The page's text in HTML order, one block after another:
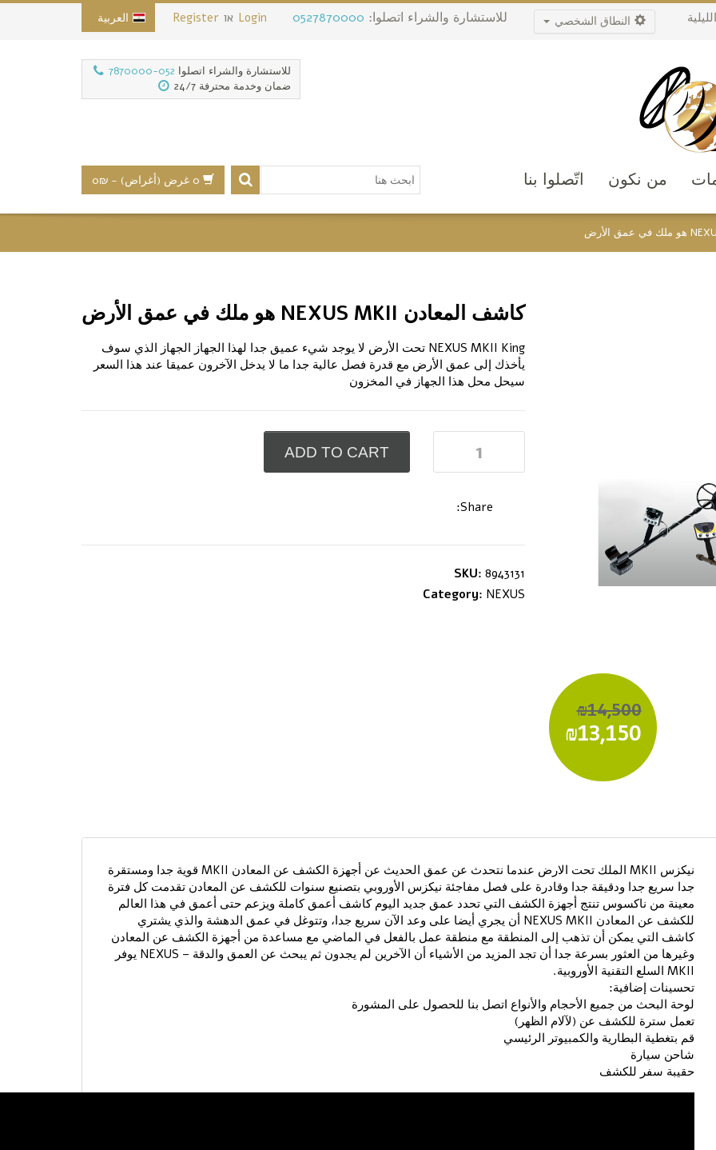
النطاق الشخصي للاستشارة والشراء اتصلوا: 0527870000
Login או Register العربية
للاستشارة والشراء اتصلوا 052-7870000
ضمان وخدمة محترفة 24/7
من نكون اتّصلوا بنا 0 غرض (أغراض) -
₪0
₪14,500
₪13,150
كاشف المعادن NEXUS MKII هو ملك في عمق الأرض
NEXUS MKII King تحت الأرض لا يوجد شيء عميق جدا لهذا الجهاز الجهاز الذي سوف
يأخذك إلى عمق الأرض مع قدرة فصل عالية جدا ما لا يدخل الآخرون عميقا عند هذا السعر
سيحل محل هذا الجهاز في المخزون
ADD TO CART
Share:
SKU: 8943131
Category: NEXUS
نيكزس MKII الملك تحت الارض عندما نتحدث عن عمق الحديث عن أجهزة الكشف عن المعادن MKII قوية جدا ومستقرة
جدا سريع جدا ودقيقة جدا وقادرة على فصل مفاجئة نيكزس الأوروبي بتصنيع سنوات للكشف عن المعادن تقدمت كل فترة
معينة من ناكسوس تنتج أجهزة الكشف التي تحدد عمق جديد اليوم كاشف أعمق كاملة ويزعم حتى أعمق في هذا العالم
للكشف عن المعادن NEXUS MKII أن يجري أيضا على وعد الآن سريع جدا، وتتوغل في عمق الدهشة والذي يشتري
كاشف التي يمكن أن تذهب إلى المنطقة مع منطقة عمل بالفعل في الماضي مع مساعدة من أجهزة الكشف عن المعادن
وغيرها من العثور بسرعة جدا أن تجد المزيد من الأشياء أن الآخرين لم يجدون ثم يبحث عن العمق والدقة – NEXUS يوفر
MKII السلع التقنية الأوروبية.
تحسينات إضافية:
لوحة البحث من جميع الأحجام والأنواع اتصل بنا للحصول على المشورة
تعمل سترة للكشف عن (لآلام الظهر)
قم بتغطية البطارية والكمبيوتر الرئيسي
شاحن سيارة
حقيبة سفر للكشف